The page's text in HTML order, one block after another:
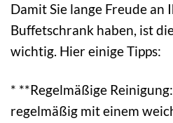
Damit Sie lange Freude an
Buffetschrank haben, ist
wichtig. Hier einige Tipps:
* **Regelmäßige
regelmäßig mit einem